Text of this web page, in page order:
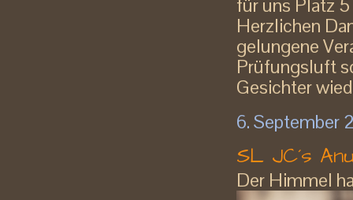
für uns Platz
Herzlichen
gelungene
Prüfungsluft
Gesichter
6. September
SL JC´s
Der Himmel